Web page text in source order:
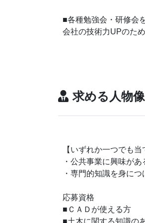
■各種勉強会・研修会
会社の技術力UPのた
求める人物像
【いずれか一つでも当
・公共事業に興味があ
・専門的知識を身につ
応募資格
■ＣＡＤが使える方
■土木に関する知識の